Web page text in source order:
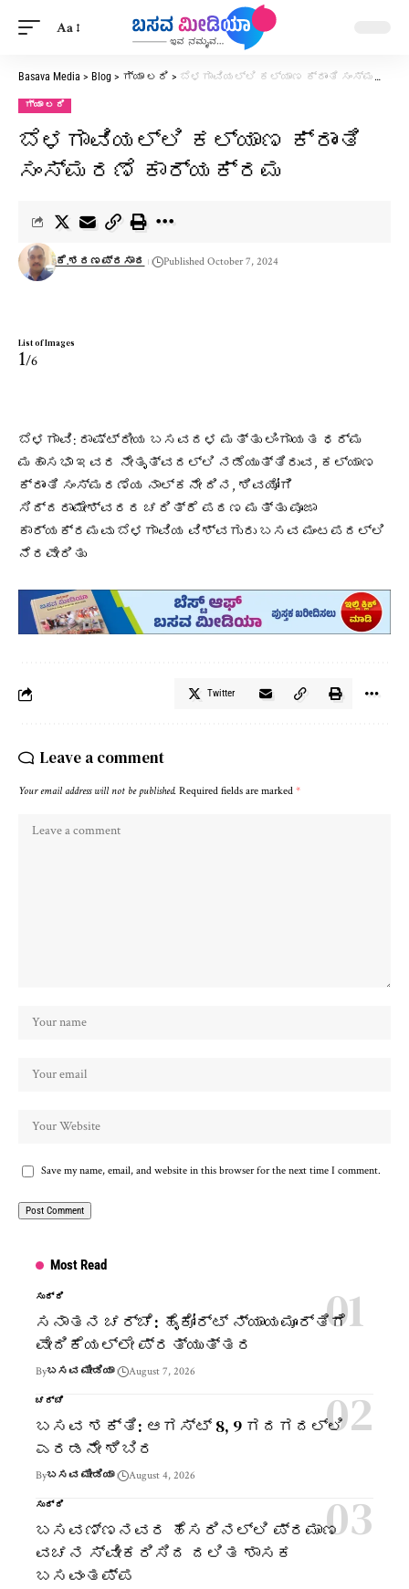
Aa
Basava Media > Blog > ಗ್ಯಾ ಲರಿ > ಬೆಳಗಾವಿಯಲ್ಲಿ ಕಲ್ಯಾಣ ಕ್ರಾಂತಿ ಸಂಸ್ಮರಣೆ ಕಾರ್ಯಕ್ರಮ
ಗ್ಯಾ ಲರಿ
ಬೆಳಗಾವಿಯಲ್ಲಿ ಕಲ್ಯಾಣ ಕ್ರಾಂತಿ
ಸಂಸ್ಮರಣೆ ಕಾರ್ಯಕ್ರಮ
ಕೆ.ಶರಣಪ್ರಸಾದ Published October 7, 2024
List of Images
1/6
ಬೆಳಗಾವಿ: ರಾಷ್ಟ್ರೀಯ ಬಸವದಳ ಮತ್ತು ಲಿಂಗಾಯತ ಧರ್ಮ
ಮಹಾಸಭಾ ಇವರ ನೇತೃತ್ವದಲ್ಲಿ ನಡೆಯುತ್ತಿರುವ, ಕಲ್ಯಾಣ
ಕ್ರಾಂತಿ ಸಂಸ್ಮರಣೆಯ ನಾಲ್ಕನೇ ದಿನ, ಶಿವಯೋಗಿ
ಸಿದ್ದರಾಮೇಶ್ವರರ ಚರಿತ್ರೆ ಪಠಣ ಮತ್ತು ಪೂಜಾ
ಕಾರ್ಯಕ್ರಮವು ಬೆಳಗಾವಿಯ ವಿಶ್ವಗುರು ಬಸವ ಮಂಟಪದಲ್ಲಿ
ನೆರವೇರಿತು
Twitter
Leave a comment
Your email address will not be published. Required fields are marked *
Save my name, email, and website in this browser for the next time I comment.
Most Read
ಸುದ್ದಿ
ಸನಾತನ ಚರ್ಚೆ: ಹೈಕೋರ್ಟ್ ನ್ಯಾಯಮೂರ್ತಿಗೆ
ವೇದಿಕೆಯಲ್ಲೇ ಪ್ರತ್ಯುತ್ತರ
Byಬಸವ ಮೀಡಿಯಾ August 7, 2026
ಚರ್ಚೆ
ಬಸವ ಶಕ್ತಿ: ಆಗಸ್ಟ್ 8, 9 ಗದಗದಲ್ಲಿ
ಎರಡನೇ ಶಿಬಿರ
Byಬಸವ ಮೀಡಿಯಾ August 4, 2026
ಸುದ್ದಿ
ಬಸವಣ್ಣನವರ ಹೆಸರಿನಲ್ಲಿ ಪ್ರಮಾಣ
ವಚನ ಸ್ವೀಕರಿಸಿದ ದಲಿತ ಶಾಸಕ
ಬಸವಂತಪ್ಪ